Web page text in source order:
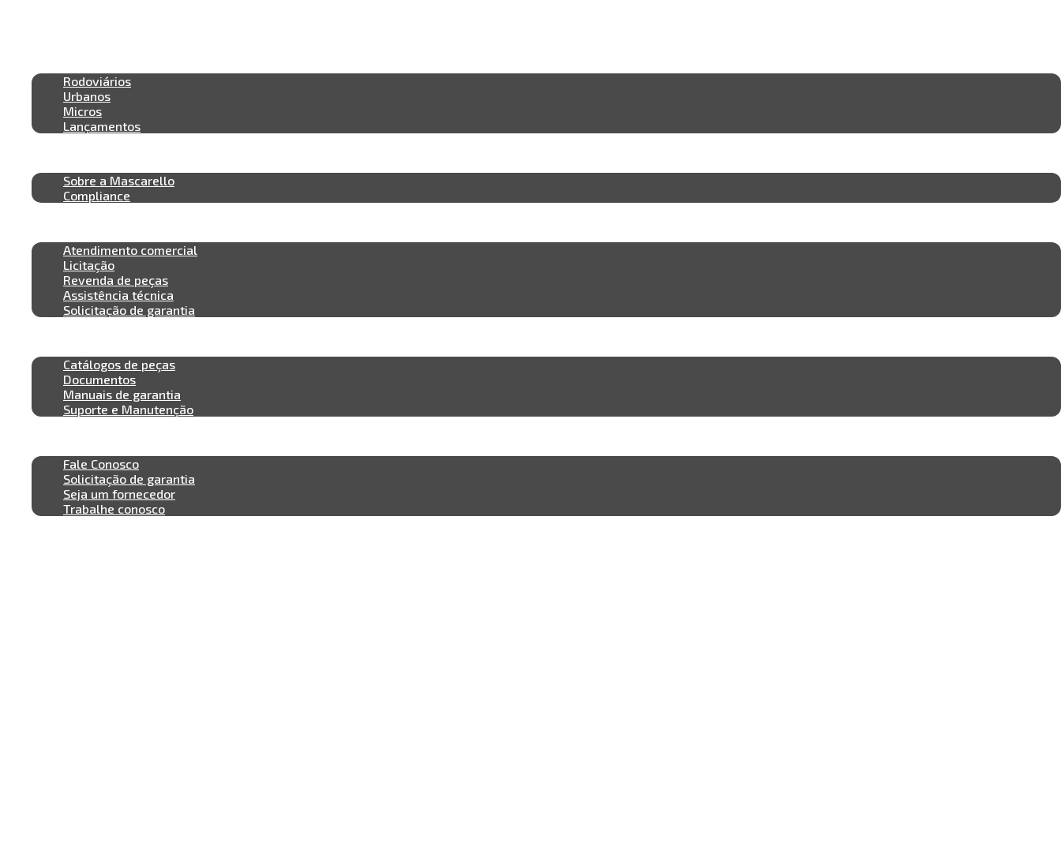
Rodoviários
Urbanos
Micros
Lançamentos
Sobre a Mascarello
Compliance
Atendimento comercial
Licitação
Revenda de peças
Assistência técnica
Solicitação de garantia
Catálogos de peças
Documentos
Manuais de garantia
Suporte e Manutenção
Fale Conosco
Solicitação de garantia
Seja um fornecedor
Trabalhe conosco